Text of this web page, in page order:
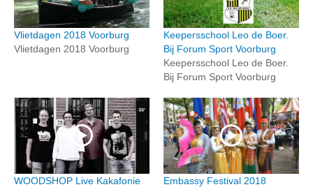
Vlietdagen 2018 Voorburg
Vlietdagen 2018 Voorburg
Keepersschool Leo de Boer.
Bij Forum Sport Voorburg
Keepersschool Leo de Boer.
Bij Forum Sport Voorburg
WOODSHOP Live Kakafonie
Embassy Festival 2018